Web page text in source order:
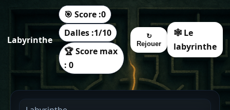
Labyrinthe
🎯 Score :0
Dalles :1/10
🏆 Score max
: 0
↻
Rejouer
🕸️ Le
labyrinthe